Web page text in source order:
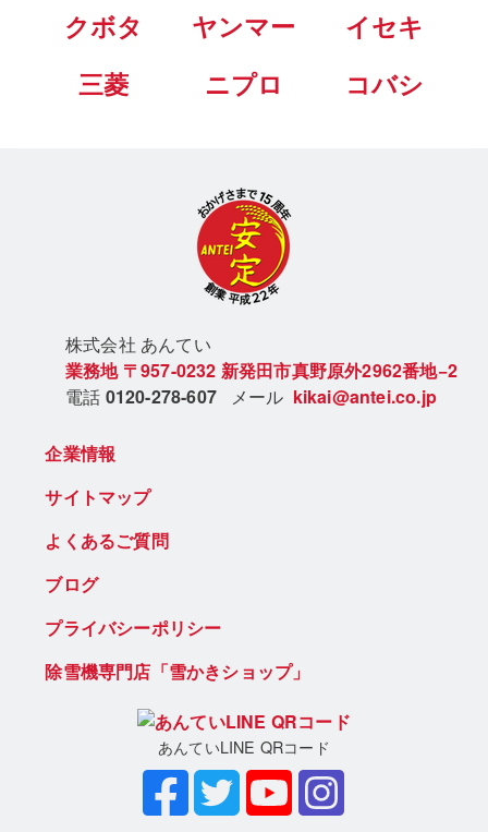
クボタ ヤンマー
イセキ
三菱
ニプロ コバシ
株式会社 あんてい
業務地 〒957-0232 新発田市真野原外2962番地−2
電話 0120-278-607 メール kikai@antei.co.jp
企業情報
サイトマップ
よくあるご質問
ブログ
プライバシーポリシー
除雪機専門店「雪かきショップ」
あんていLINE QRコード